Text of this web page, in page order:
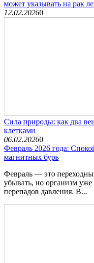
может указывать на рак
12.02.20260
Сила природы: как два
клетками
06.02.20260
Февраль 2026 года:
магнитных бурь
Февраль — это
убывать, но организм уже
перепадов давления. В...